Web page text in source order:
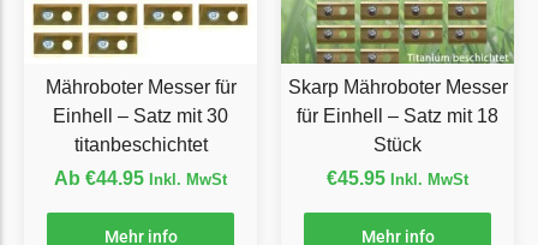
Grouw
Grouw Messer
Begrenzungsdraht
Güde
Begrenzungsdraht
Mähroboter Messer für
Einhell – Satz mit 30
titanbeschichtet
Ab €44.95 Inkl. MwSt
Mehr info
Skarp Mähroboter Messer
für Einhell – Satz mit 18
Stück
€45.95 Inkl. MwSt
Mehr info